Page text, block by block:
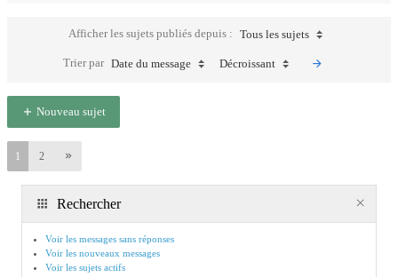
Afficher les sujets publiés depuis : Tous les sujets
Trier par Date du message Décroissant
Nouveau sujet
1 2
Rechercher
Voir les messages sans réponses
Voir les nouveaux messages
Voir les sujets actifs